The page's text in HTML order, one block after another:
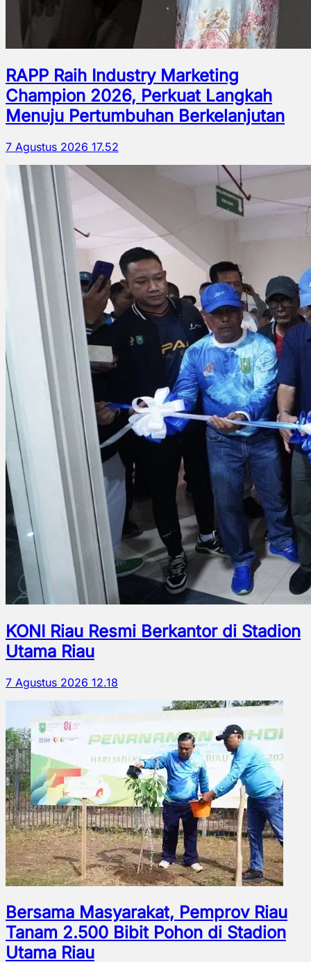
RAPP Raih Industry Marketing
Champion 2026, Perkuat Langkah
Menuju Pertumbuhan Berkelanjutan
7 Agustus 2026 17.52
KONI Riau Resmi Berkantor di Stadion
Utama Riau
7 Agustus 2026 12.18
Bersama Masyarakat, Pemprov Riau
Tanam 2.500 Bibit Pohon di Stadion
Utama Riau